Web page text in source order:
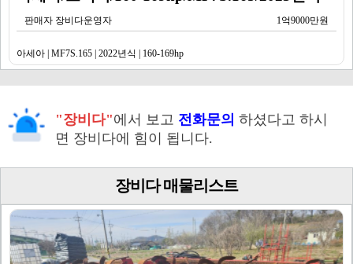
판매자 장비다운영자 1억9000만원
아세아 | MF7S.165 | 2022년식 | 160-169hp
"장비다"에서 보고 전화문의 하셨다고 하시
면 장비다에 힘이 됩니다.
장비다 매물리스트